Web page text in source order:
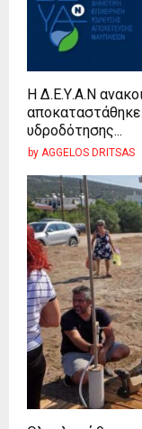
Η Δ.Ε.Υ.Α.Ν
υδροδότησης...
by AGGELOS DRITSAS